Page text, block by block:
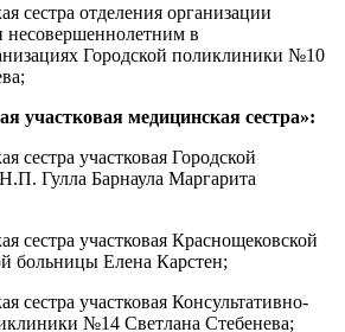
сестра отделения организации
в
Городской поликлиники №10
участковая медицинская сестра»:
сестра участковая Городской
Гулла Барнаула Маргарита
сестра участковая Краснощековской
больницы Елена Карстен;
сестра участковая Консультативно-
№14 Светлана Стебенева;